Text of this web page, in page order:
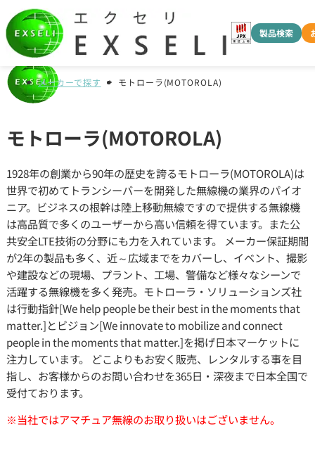
製品検索
メーカーで探す モトローラ(MOTOROLA)
モトローラ(MOTOROLA)
1928年の創業から90年の歴史を誇るモトローラ(MOTOROLA)は
世界で初めてトランシーバーを開発した無線機の業界のパイオ
ニア。ビジネスの根幹は陸上移動無線ですので提供する無線機
は高品質で多くのユーザーから高い信頼を得ています。また公
共安全LTE技術の分野にも力を入れています。 メーカー保証期間
が2年の製品も多く、近～広域までをカバーし、イベント、撮影
や建設などの現場、プラント、工場、警備など様々なシーンで
活躍する無線機を多く発売。モトローラ・ソリューションズ社
は行動指針[We help people be their best in the moments that
matter.]とビジョン[We innovate to mobilize and connect
people in the moments that matter.]を掲げ日本マーケットに
注力しています。 どこよりもお安く販売、レンタルする事を目
指し、お客様からのお問い合わせを365日・深夜まで日本全国で
受付ております。
※当社ではアマチュア無線のお取り扱いはございません。